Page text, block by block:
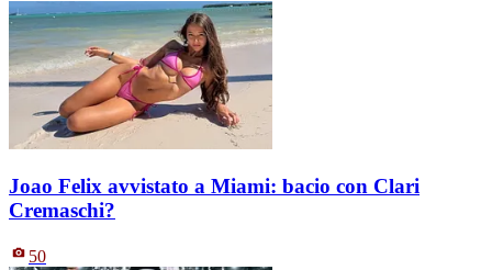
Joao Felix avvistato a Miami: bacio con Clari
Cremaschi?
50